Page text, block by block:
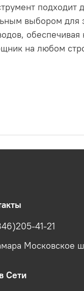
подходит
выбором для
на любом
41-21
Московское
Сети